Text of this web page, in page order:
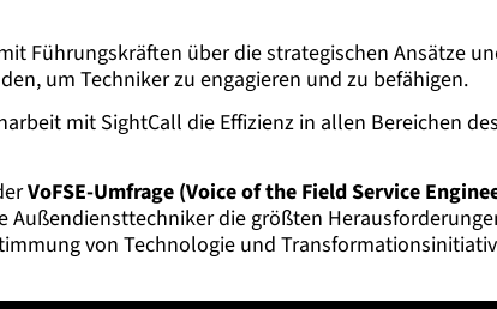
Führungskräften über die strategischen Ansätze
um Techniker zu engagieren und zu befähigen.
mit SightCall die Effizienz in allen Bereichen
VoFSE-Umfrage (Voice of the Field Service
Außendiensttechniker die größten
von Technologie und